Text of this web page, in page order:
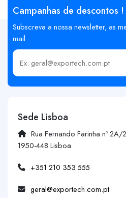
Campanhas de descontos !
Subscreva a nossa newsletter, as
mail
Insira o seu email
Sede Lisboa
Rua Fernando Farinha nº
1950-448 Lisboa
+351 210 353 555
geral@exportech.com.pt